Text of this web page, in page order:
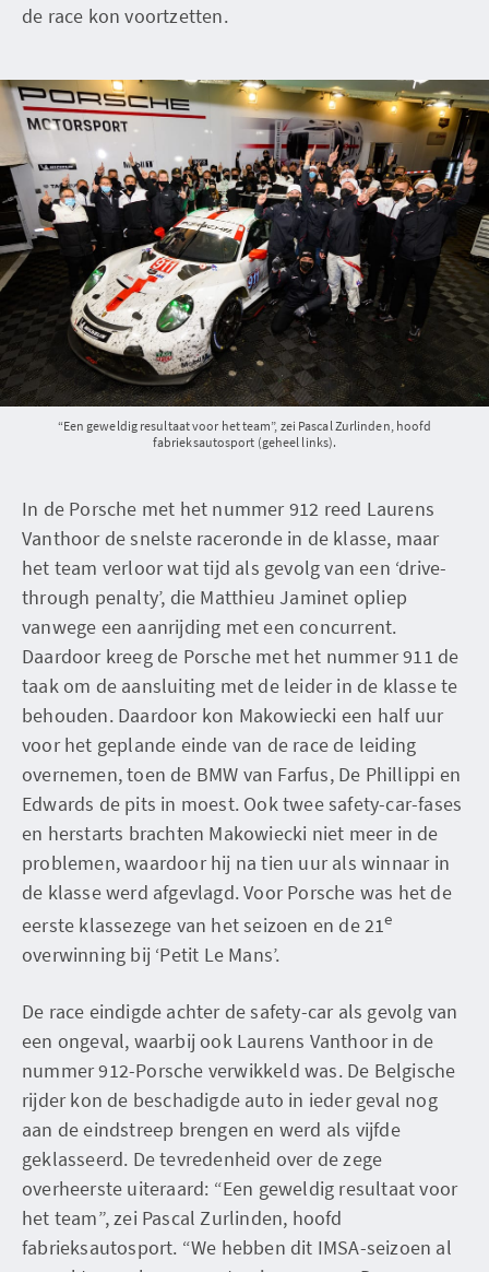
de race kon voortzetten.
“Een geweldig resultaat voor het team”, zei Pascal Zurlinden, hoofd
fabrieksautosport (geheel links).
In de Porsche met het nummer 912 reed Laurens
Vanthoor de snelste raceronde in de klasse, maar
het team verloor wat tijd als gevolg van een ‘drive-
through penalty’, die Matthieu Jaminet opliep
vanwege een aanrijding met een concurrent.
Daardoor kreeg de Porsche met het nummer 911 de
taak om de aansluiting met de leider in de klasse te
behouden. Daardoor kon Makowiecki een half uur
voor het geplande einde van de race de leiding
overnemen, toen de BMW van Farfus, De Phillippi en
Edwards de pits in moest. Ook twee safety-car-fases
en herstarts brachten Makowiecki niet meer in de
problemen, waardoor hij na tien uur als winnaar in
de klasse werd afgevlagd. Voor Porsche was het de
eerste klassezege van het seizoen en de 21e
overwinning bij ‘Petit Le Mans’.
De race eindigde achter de safety-car als gevolg van
een ongeval, waarbij ook Laurens Vanthoor in de
nummer 912-Porsche verwikkeld was. De Belgische
rijder kon de beschadigde auto in ieder geval nog
aan de eindstreep brengen en werd als vijfde
geklasseerd. De tevredenheid over de zege
overheerste uiteraard: “Een geweldig resultaat voor
het team”, zei Pascal Zurlinden, hoofd
fabrieksautosport. “We hebben dit IMSA-seizoen al